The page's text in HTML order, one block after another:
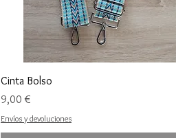
Cinta Bolso
Preu
9,00 €
Envíos y devoluciones